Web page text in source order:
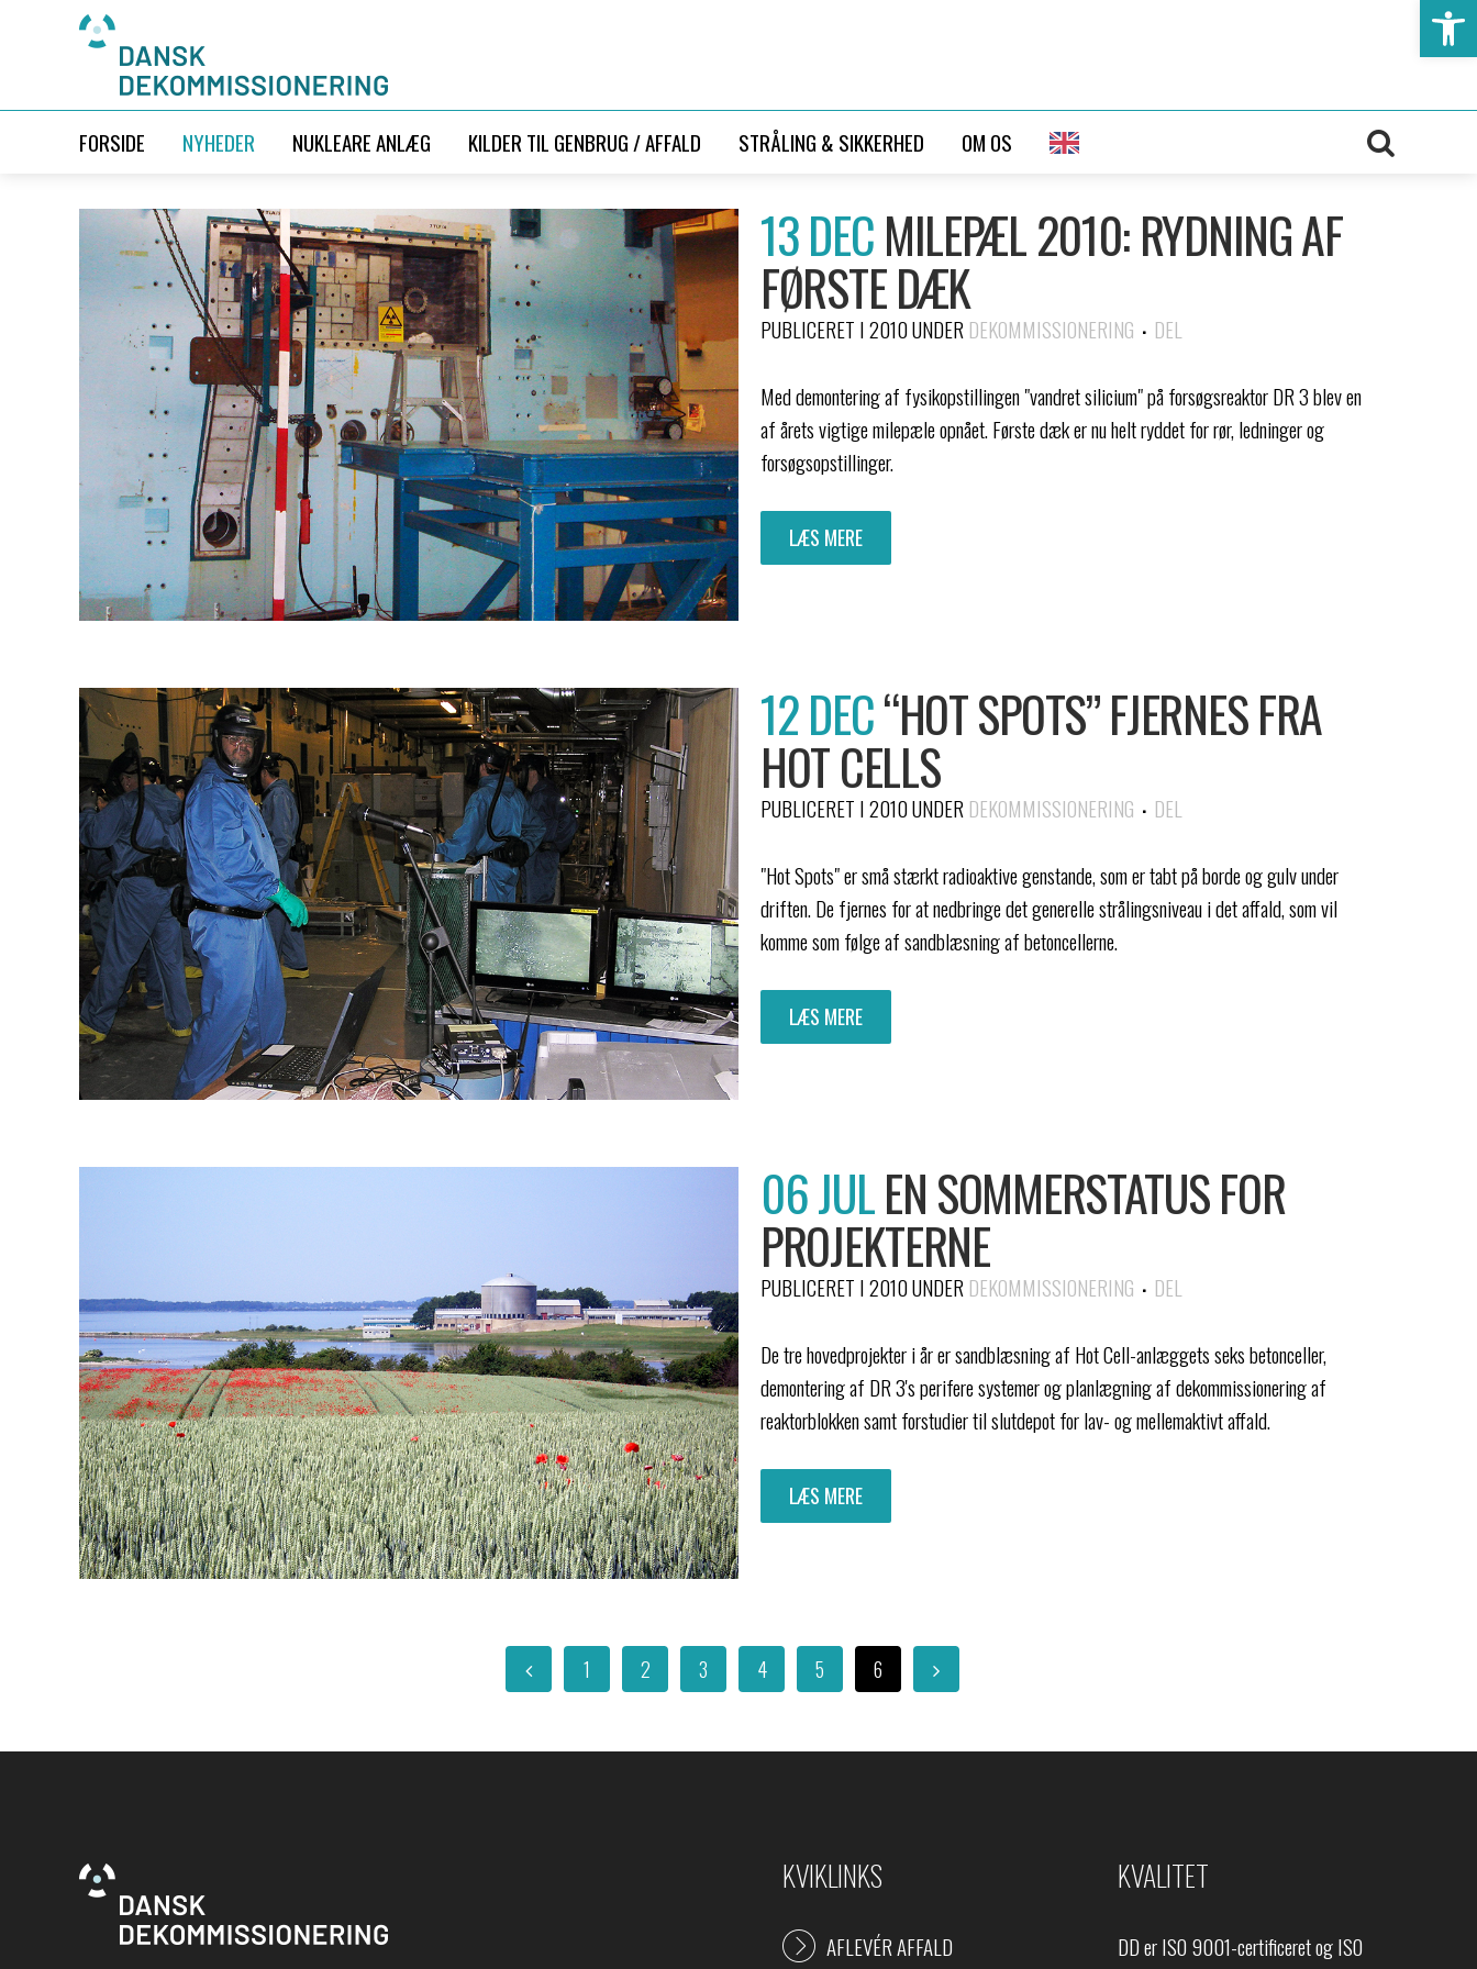
FORSIDE NYHEDER NUKLEARE ANLÆG KILDER TIL GENBRUG / AFFALD STRÅLING & SIKKERHED OM OS
13 DECMILEPÆL 2010: RYDNING AF
FØRSTE DÆK
PUBLICERET I 2010UNDER DEKOMMISSIONERING DEL
Med demontering af fysikopstillingen "vandret silicium" på forsøgsreaktor DR 3 blev en
af årets vigtige milepæle opnået. Første dæk er nu helt ryddet for rør, ledninger og
forsøgsopstillinger.
LÆS MERE
12 DEC“HOT SPOTS” FJERNES FRA
HOT CELLS
PUBLICERET I 2010UNDER DEKOMMISSIONERING DEL
"Hot Spots" er små stærkt radioaktive genstande, som er tabt på borde og gulv under
driften. De fjernes for at nedbringe det generelle strålingsniveau i det affald, som vil
komme som følge af sandblæsning af betoncellerne.
LÆS MERE
06 JULEN SOMMERSTATUS FOR
PROJEKTERNE
PUBLICERET I 2010UNDER DEKOMMISSIONERING DEL
De tre hovedprojekter i år er sandblæsning af Hot Cell-anlæggets seks betonceller,
demontering af DR 3's perifere systemer og planlægning af dekommissionering af
reaktorblokken samt forstudier til slutdepot for lav- og mellemaktivt affald.
LÆS MERE
1 2 3 4 5 6
KVIKLINKS
AFLEVÉR AFFALD
KVALITET
DD er ISO 9001-certificeret og ISO